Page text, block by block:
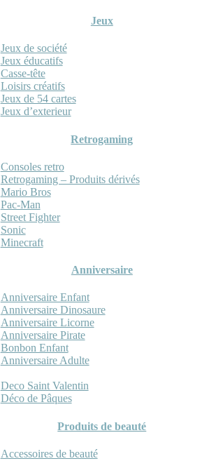
Jeux
Jeux de société
Jeux éducatifs
Casse-tête
Loisirs créatifs
Jeux de 54 cartes
Jeux d’exterieur
Retrogaming
Consoles retro
Retrogaming – Produits dérivés
Mario Bros
Pac-Man
Street Fighter
Sonic
Minecraft
Anniversaire
Anniversaire Enfant
Anniversaire Dinosaure
Anniversaire Licorne
Anniversaire Pirate
Bonbon Enfant
Anniversaire Adulte
Deco Saint Valentin
Déco de Pâques
Produits de beauté
Accessoires de beauté